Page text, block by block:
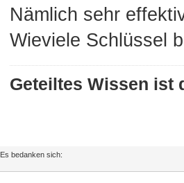
Nämlich sehr
Wieviele Schlüssel
Geteiltes Wissen ist
Es bedanken sich: